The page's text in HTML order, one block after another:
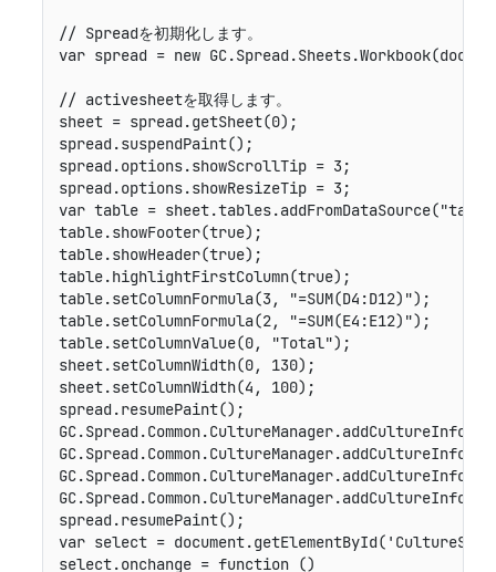
// Spreadを初期化します。
var spread = new
// activesheetを取得します。
sheet = spread.getSheet(0);
spread.suspendPaint();
spread.options.showScrollTip = 3;
spread.options.showResizeTip = 3;
var table =
table.showFooter(true);
table.showHeader(true);
table.highlightFirstColumn(true);
table.setColumnFormula(3, "=SUM(D4:D12)");
table.setColumnFormula(2, "=SUM(E4:E12)");
table.setColumnValue(0, "Total");
sheet.setColumnWidth(0, 130);
sheet.setColumnWidth(4, 100);
spread.resumePaint();
spread.resumePaint();
var select =
select.onchange = function ()